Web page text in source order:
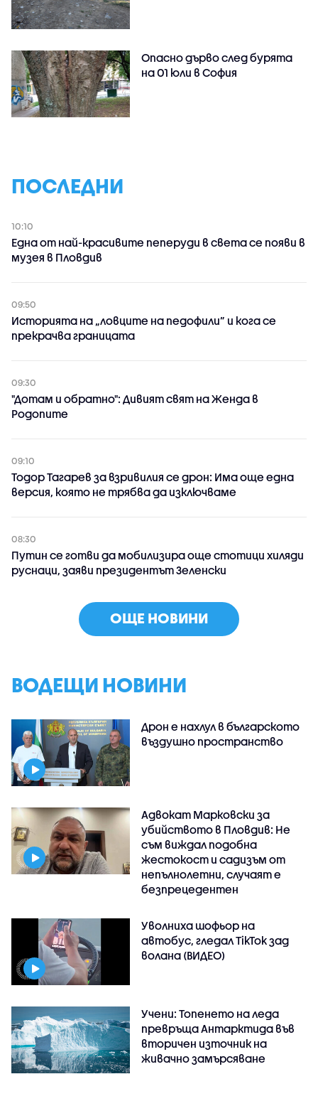
Опасно дърво след бурята
на 01 юли в София
ПОСЛЕДНИ
10:10
Една от най-красивите пеперуди в света се появи в
музея в Пловдив
09:50
Историята на „ловците на педофили” и кога се
прекрачва границата
09:30
"Дотам и обратно": Дивият свят на Женда в
Родопите
09:10
Тодор Тагарев за взривилия се дрон: Има още една
версия, която не трябва да изключваме
08:30
Путин се готви да мобилизира още стотици хиляди
руснаци, заяви президентът Зеленски
ОЩЕ НОВИНИ
ВОДЕЩИ НОВИНИ
Дрон е нахлул в българското
въздушно пространство
Адвокат Марковски за
убийството в Пловдив: Не
съм виждал подобна
жестокост и садизъм от
непълнолетни, случаят е
безпрецедентен
Уволниха шофьор на
автобус, гледал TikTok зад
волана (ВИДЕО)
Учени: Топенето на леда
превръща Антарктида във
вторичен източник на
живачно замърсяване